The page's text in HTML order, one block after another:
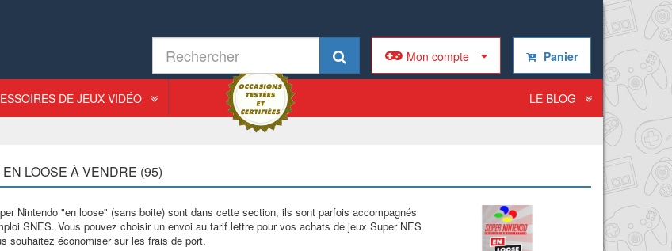
Panier
Mon compte
DE JEUX VIDÉO LE BLOG
LOOSE À VENDRE (95)
Nintendo "en loose" (sans boite) sont dans cette section, ils sont parfois accompagnés
SNES. Vous pouvez choisir un envoi au tarif lettre pour vos achats de jeux Super NES
souhaitez économiser sur les frais de port.